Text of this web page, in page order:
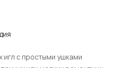
игл с простыми ушками